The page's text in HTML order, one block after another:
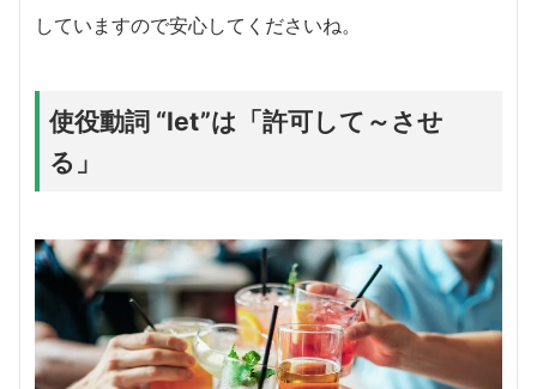
していますので安心してくださいね。
使役動詞 “let”は「許可して～させ
る」